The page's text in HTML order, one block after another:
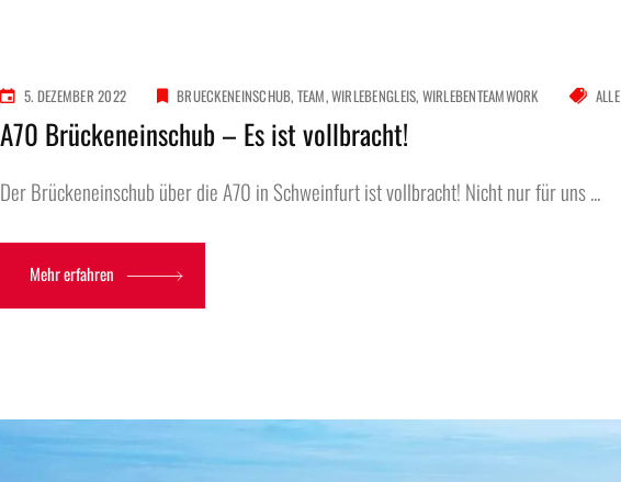
5. DEZEMBER 2022 BRUECKENEINSCHUB TEAM WIRLEBENGLEIS WIRLEBENTEAMWORK ALLE
A70 Brückeneinschub – Es ist vollbracht!
Der Brückeneinschub über die A70 in Schweinfurt ist vollbracht! Nicht nur für uns ...
Mehr erfahren